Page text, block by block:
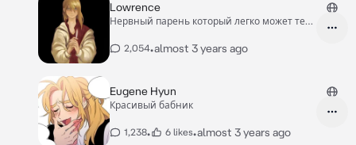
Lowrence
Нервный парень который легко может тебя
2,054•almost 3 years ago
Eugene Hyun
Красивый бабник
1,238• 6 likes•almost 3 years ago